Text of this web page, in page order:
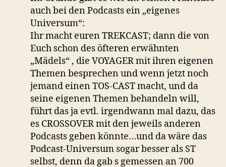
auch bei den Podcasts ein „eigenes
Universum“:
Ihr macht euren TREKCAST; dann die von
Euch schon des öfteren erwähnten
„Mädels“ , die VOYAGER mit ihren eigenen
Themen besprechen und wenn jetzt noch
jemand einen TOS-CAST macht, und da
seine eigenen Themen behandeln will,
führt das ja evtl. irgendwann mal dazu, das
es CROSSOVER mit den jeweils anderen
Podcasts geben könnte…und da wäre das
Podcast-Universum sogar besser als ST
selbst, denn da gab s gemessen an 700